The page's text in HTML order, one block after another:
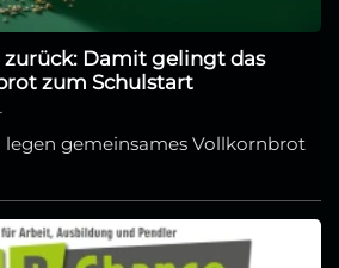
zurück: Damit gelingt das
zum Schulstart
legen gemeinsames Vollkornbrot